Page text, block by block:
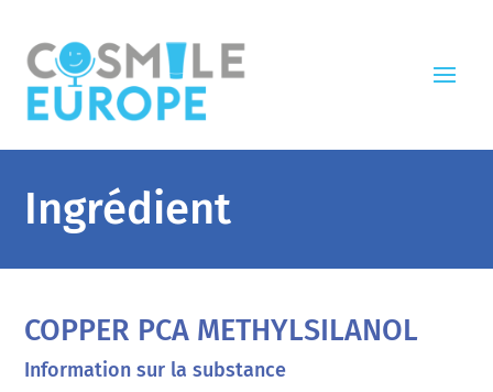
Ingrédient
COPPER PCA METHYLSILANOL
Information sur la substance